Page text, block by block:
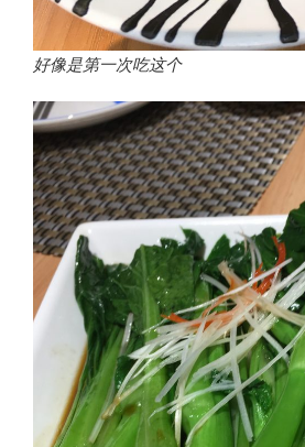
好像是第一次吃这个